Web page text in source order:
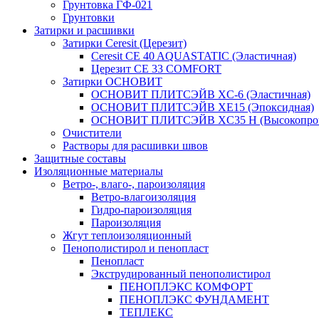
Грунтовка ГФ-021
Грунтовки
Затирки и расшивки
Затирки Ceresit (Церезит)
Ceresit CE 40 AQUASTATIC (Эластичная)
Церезит CE 33 COMFORT
Затирки ОСНОВИТ
ОСНОВИТ ПЛИТСЭЙВ XC-6 (Эластичная)
ОСНОВИТ ПЛИТСЭЙВ XЕ15 (Эпоксидная)
ОСНОВИТ ПЛИТСЭЙВ XС35 Н
Очистители
Растворы для расшивки швов
Защитные составы
Изоляционные материалы
Ветро-, влаго-, пароизоляция
Ветро-влагоизоляция
Гидро-пароизоляция
Пароизоляция
Жгут теплоизоляционный
Пенополистирол и пенопласт
Пенопласт
Экструдированный пенополистирол
ПЕНОПЛЭКС КОМФОРТ
ПЕНОПЛЭКС ФУНДАМЕНТ
ТЕПЛЕКС